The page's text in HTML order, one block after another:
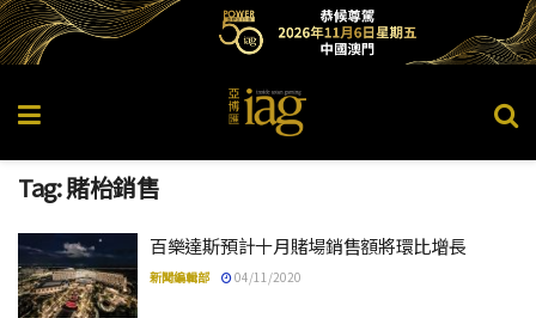
Tag:賭枱銷售
百樂達斯預計十月賭場銷售額將環比增長
新聞編輯部 04/11/2020